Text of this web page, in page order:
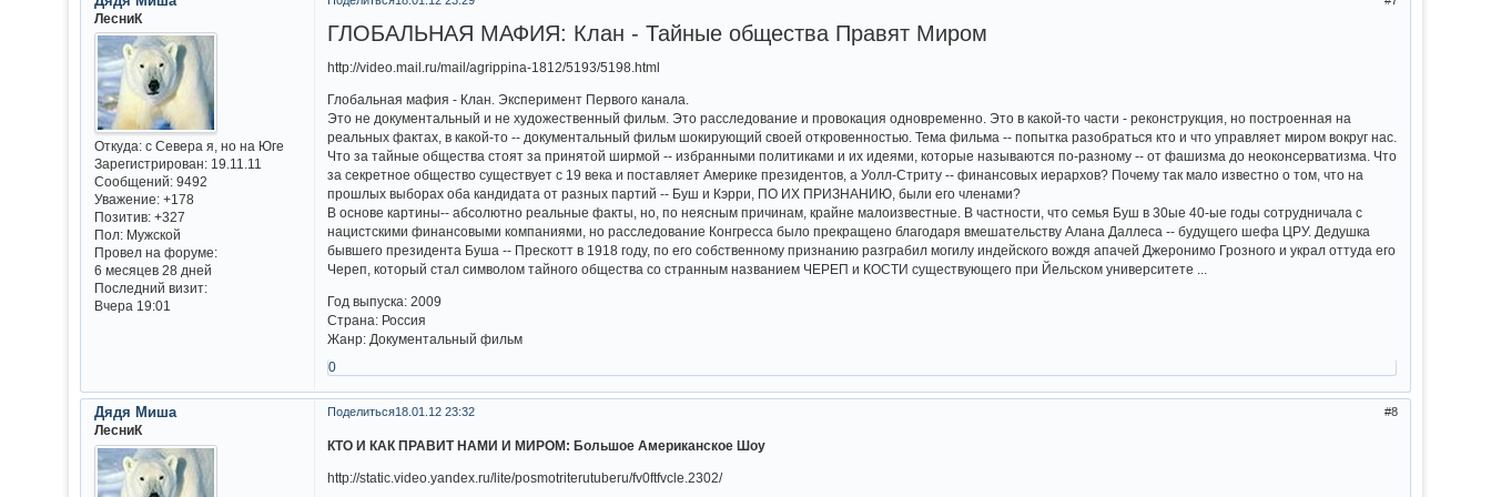
ЛесниК
Откуда:с Севера я, но на Юге
Зарегистрирован: 19.11.11
Сообщений:9492
Уважение: +178
Позитив: +327
Пол:Мужской
Провел на форуме:
6 месяцев 28 дней
Последний визит:
Вчера 19:01
ГЛОБАЛЬНАЯ МАФИЯ: Клан - Тайные общества Правят Миром
http://video.mail.ru/mail/agrippina-1812/5193/5198.html
Глобальная мафия - Клан. Эксперимент Первого канала.
Это не документальный и не художественный фильм. Это расследование и провокация одновременно. Это в какой-то части - реконструкция, но построенная на
реальных фактах, в какой-то -- документальный фильм шокирующий своей откровенностью. Тема фильма -- попытка разобраться кто и что управляет миром вокруг нас.
Что за тайные общества стоят за принятой ширмой -- избранными политиками и их идеями, которые называются по-разному -- от фашизма до неоконсерватизма. Что
за секретное общество существует с 19 века и поставляет Америке президентов, а Уолл-Стриту -- финансовых иерархов? Почему так мало известно о том, что на
прошлых выборах оба кандидата от разных партий -- Буш и Кэрри, ПО ИХ ПРИЗНАНИЮ, были его членами?
В основе картины-- абсолютно реальные факты, но, по неясным причинам, крайне малоизвестные. В частности, что семья Буш в 30ые 40-ые годы сотрудничала с
нацистскими финансовыми компаниями, но расследование Конгресса было прекращено благодаря вмешательству Алана Даллеса -- будущего шефа ЦРУ. Дедушка
бывшего президента Буша -- Прескотт в 1918 году, по его собственному признанию разграбил могилу индейского вождя апачей Джеронимо Грозного и украл оттуда его
Череп, который стал символом тайного общества со странным названием ЧЕРЕП и КОСТИ существующего при Йельском университете ...
Год выпуска: 2009
Страна: Россия
Жанр: Документальный фильм
0
Поделиться 8
18.01.12 23:32
Дядя Миша
ЛесниК
КТО И КАК ПРАВИТ НАМИ И МИРОМ: Большое Американское Шоу
http://static.video.yandex.ru/lite/posmotriterutuberu/fv0ftfvcle.2302/